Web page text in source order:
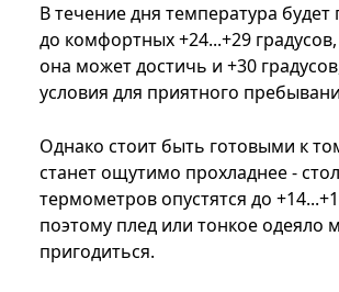
В течение дня температура
до комфортных +24...+29
она может достичь и +30
условия для приятного
Однако стоит быть готовыми к
станет ощутимо прохладнее -
термометров опустятся до
поэтому плед или тонкое одеяло
пригодиться.